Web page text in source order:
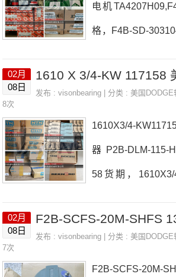
5M-SHCR日本
OD65246参数
型号推荐：P2B-C-
电机
格，F4B-SD-
4B-SD-303104177
03104177价格
32-1610SPKT日
03104177参数
荐：F4B-SD-
02月
08日
发布 :visonbearing | 分类 :美国DODGE
8次
1610X3/4-
器P2B-DLM-115-
58货期，1610X3/
610X3/4-
X3/4-KW117158
02月
08日
发布 :visonbearing | 分类 :美国DODGE
7次
F2B-SCFS-20M-